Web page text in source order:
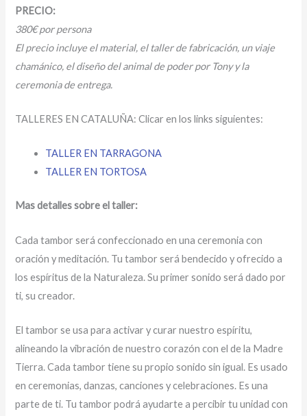
PRECIO:
380€ por persona
El precio incluye el material, el taller de fabricación, un viaje
chamánico, el diseño del animal de poder por Tony y la
ceremonia de entrega.
TALLERES EN CATALUÑA: Clicar en los links siguientes:
TALLER EN TARRAGONA
TALLER EN TORTOSA
Mas detalles sobre el taller:
Cada tambor será confeccionado en una ceremonia con
oración y meditación. Tu tambor será bendecido y ofrecido a
los espíritus de la Naturaleza. Su primer sonido será dado por
ti, su creador.
El tambor se usa para activar y curar nuestro espíritu,
alineando la vibración de nuestro corazón con el de la Madre
Tierra. Cada tambor tiene su propio sonido sin igual. Es usado
en ceremonias, danzas, canciones y celebraciones. Es una
parte de ti. Tu tambor podrá ayudarte a percibir tu unidad con